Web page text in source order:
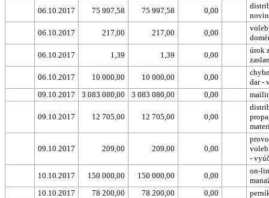
06.10.2017
75 997,58 75 997,58 0,00
novin
06.10.2017
217,00 217,00 0,00
06.10.2017
1,39 1,39 0,00
úrok
06.10.2017
10 000,00 10 000,00 0,00
dar -
09.10.2017
3 083 080,00 3 083 080,00 0,00
09.10.2017 12 705,00 12 705,00 0,00
09.10.2017 209,00 209,00 0,00
-
10.10.2017
150 000,00 150 000,00 0,00
on-
10.10.2017
78 200,00 78 200,00 0,00